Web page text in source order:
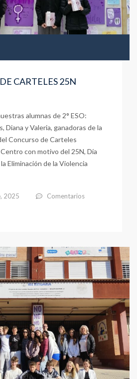
CARTELES 25N
alumnas de 2° ESO:
Diana y Valeria, ganadoras de la
Concurso de Carteles
con motivo del 25N, Día
Eliminación de la Violencia
2025
Comentarios